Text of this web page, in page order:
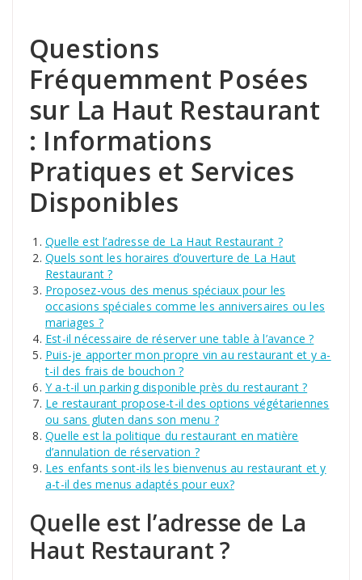
Questions
Fréquemment Posées
sur La Haut Restaurant
: Informations
Pratiques et Services
Disponibles
Quelle est l’adresse de La Haut Restaurant ?
Quels sont les horaires d’ouverture de La Haut
Restaurant ?
Proposez-vous des menus spéciaux pour les
occasions spéciales comme les anniversaires ou les
mariages ?
Est-il nécessaire de réserver une table à l’avance ?
Puis-je apporter mon propre vin au restaurant et y a-
t-il des frais de bouchon ?
Y a-t-il un parking disponible près du restaurant ?
Le restaurant propose-t-il des options végétariennes
ou sans gluten dans son menu ?
Quelle est la politique du restaurant en matière
d’annulation de réservation ?
Les enfants sont-ils les bienvenus au restaurant et y
a-t-il des menus adaptés pour eux?
Quelle est l’adresse de La
Haut Restaurant ?